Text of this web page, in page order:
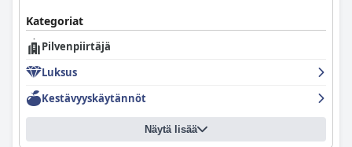
Kategoriat
Pilvenpiirtäjä
Luksus
Kestävyyskäytännöt
Näytä lisää